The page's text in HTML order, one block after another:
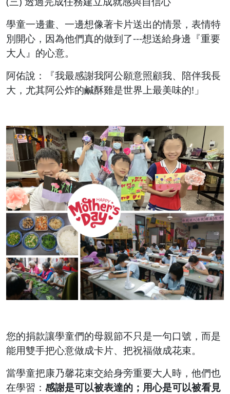
學童一邊畫、一邊想像著卡片送出的情景，表情特
別開心，因為他們真的做到了---想送給身邊『重要
大人』的心意。
阿佑說：『我最感謝我阿公願意照顧我、陪伴我長
大，尤其阿公炸的鹹酥雞是世界上最美味的!」
您的捐款讓學童們的母親節不只是一句口號，而是
能用雙手把心意做成卡片、把祝福做成花束。
當學童把康乃馨花束交給身旁重要大人時，他們也
在學習： 感謝是可以被表達的；用心是可以被看見